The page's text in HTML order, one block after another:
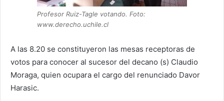
Profesor Ruiz-Tagle votando. Foto:
www.derecho.uchile.cl
A las 8.20 se constituyeron las mesas receptoras de
votos para conocer al sucesor del decano (s) Claudio
Moraga, quien ocupara el cargo del renunciado Davor
Harasic.